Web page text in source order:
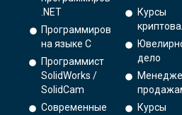
.NET
Программирование
на языке С
Программист
SolidWorks /
SolidCam
Современные
Курсы
дело
Курсы